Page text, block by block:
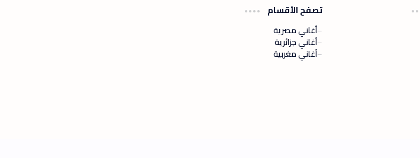
تصفح الأقسام
أغاني مصرية
أغاني جزائرية
أغاني مغربية